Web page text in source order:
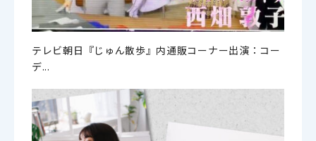
テレビ朝日『じゅん散歩』内通販コーナー出演：コー
デ...